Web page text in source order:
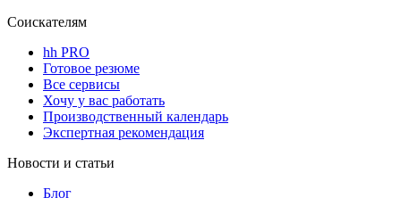
Соискателям
hh PRO
Готовое резюме
Все сервисы
Хочу у вас работать
Производственный календарь
Экспертная рекомендация
Новости и статьи
Блог